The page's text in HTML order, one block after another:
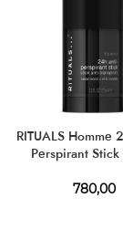
RITUALS Homme
Perspirant
780,00